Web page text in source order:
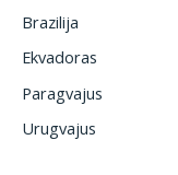
Brazilija
Ekvadoras
Paragvajus
Urugvajus